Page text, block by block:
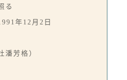
る
年12月2日
潘芳格）